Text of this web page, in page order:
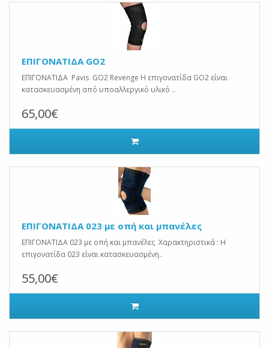
ΕΠΙΓΟΝΑΤΙΔΑ GO2
ΕΠΙΓΟΝΑΤΙΔΑ Pavis GO2 Revenge Η επιγονατίδα GO2 είναι
κατασκευασμένη από υποαλλεργικό υλικό ..
65,00€
ΕΠΙΓΟΝΑΤΙΔΑ 023 με οπή και μπανέλες
ΕΠΙΓΟΝΑΤΙΔΑ 023 με οπή και μπανέλες Χαρακτηριστικά : Η
επιγονατίδα 023 είναι κατασκευασμένη..
55,00€